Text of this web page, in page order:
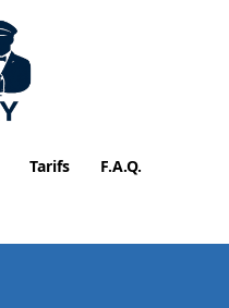
Tarifs F.A.Q.